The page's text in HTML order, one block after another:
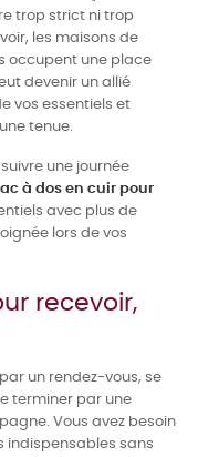
trop strict ni trop
les maisons de
occupent une place
devenir un allié
vos essentiels et
tenue.
une journée
à dos en cuir pour
avec plus de
lors de vos
recevoir,
un rendez-vous, se
terminer par une
Vous avez besoin
indispensables sans